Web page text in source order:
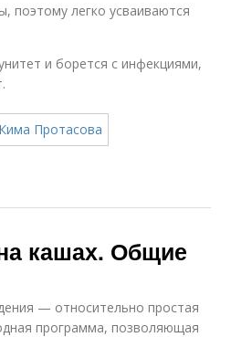
поэтому легко усваиваются
и борется с инфекциями,
кашах. Общие
— относительно простая
программа, позволяющая